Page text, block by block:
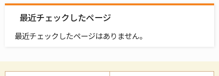
最近チェックしたページ
最近チェックしたページはありません。